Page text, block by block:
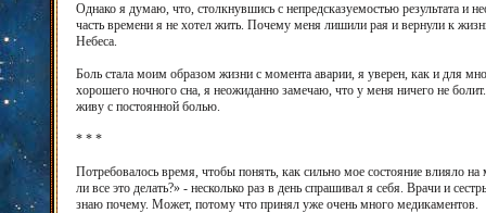
Однако я думаю, что, столкнувшись с непредсказуемостью результата и
часть времени я не хотел жить. Почему меня лишили рая и вернули к
Небеса.
Боль стала моим образом жизни с момента аварии, я уверен, как и для
хорошего ночного сна, я неожиданно замечаю, что у меня ничего не
живу с постоянной болью.
* * *
Потребовалось время, чтобы понять, как сильно мое состояние влияло
ли все это делать?» - несколько раз в день спрашивал я себя. Врачи и
знаю почему. Может, потому что принял уже очень много медикаментов.